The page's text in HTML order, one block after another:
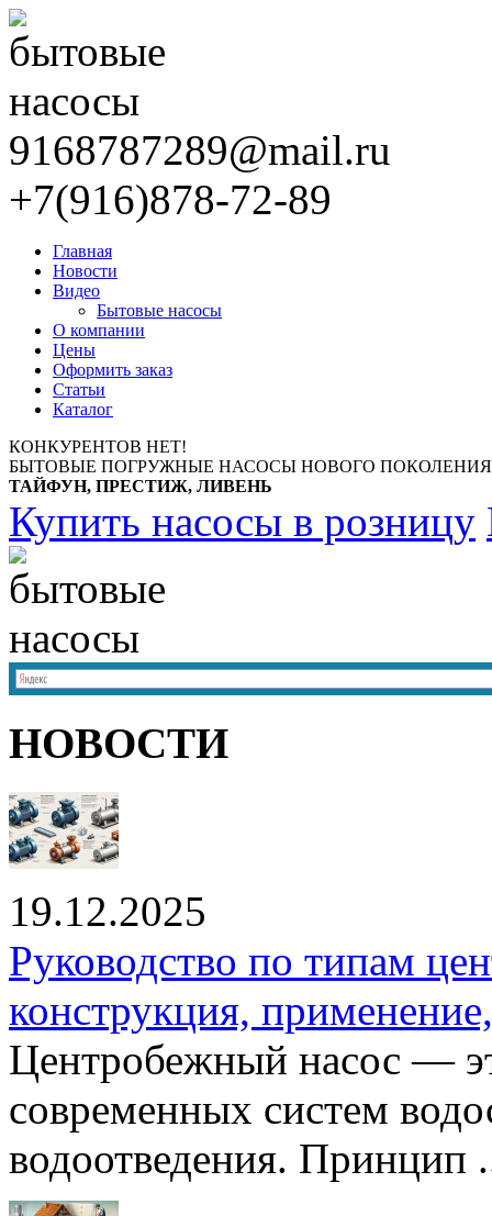
9168787289@mail.ru
+7(916)878-72-89
Главная
Новости
Видео
Бытовые насосы
О компании
Цены
Оформить заказ
Статьи
Каталог
КОНКУРЕНТОВ НЕТ!
БЫТОВЫЕ ПОГРУЖНЫЕ НАСОСЫ НОВОГО
ТАЙФУН, ПРЕСТИЖ, ЛИВЕНЬ
Купить насосы в розницу
НОВОСТИ
19.12.2025
Руководство по типам
конструкция,
Центробежный насос —
современных систем
водоотведения. Принцип